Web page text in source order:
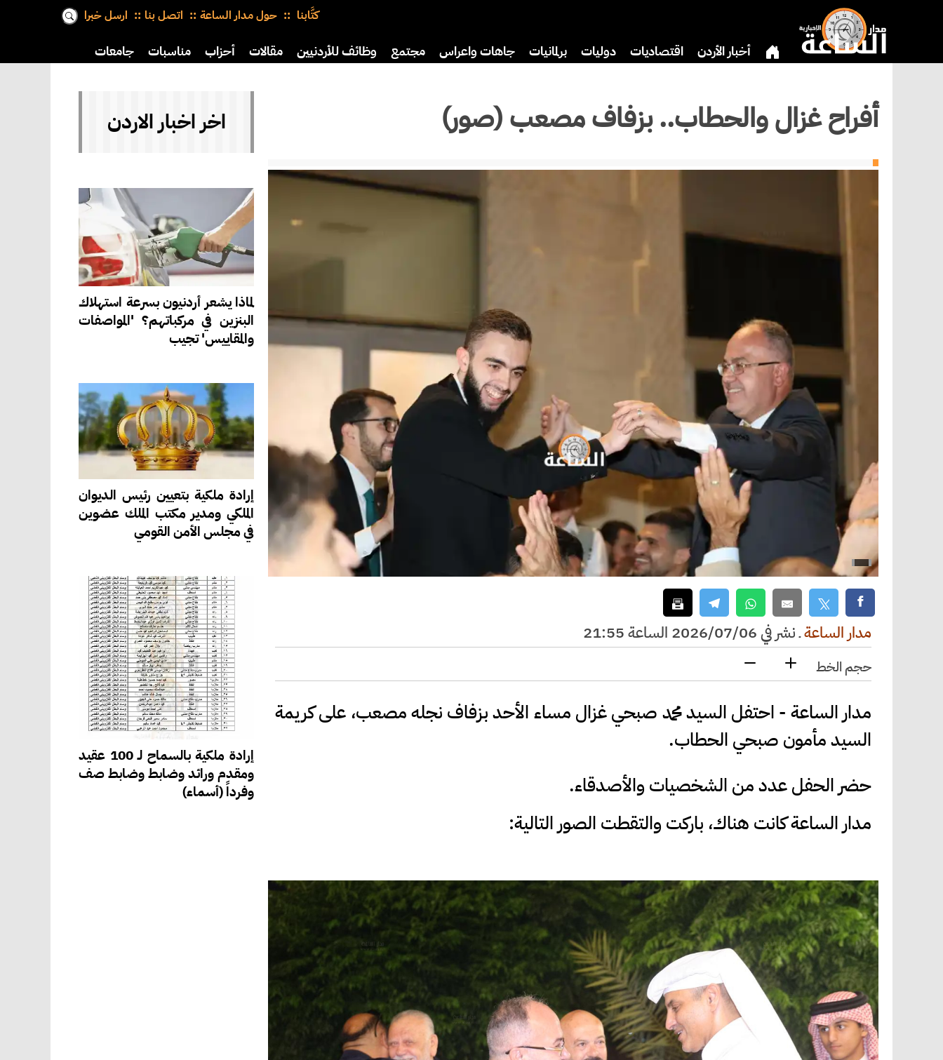
كتَّابنا حول مدار الساعة اتصل بنا ارسل خبرا
أخبار الأردن اقتصاديات دوليات برلمانيات جاهات واعراس مجتمع وظائف للأردنيين مقالات أحزاب مناسبات جامعات
أفراح غزال والحطاب.. بزفاف مصعب (صور)
مدار الساعةـنشر في 2026/07/06 الساعة 21:55
حجم الخط
مدار الساعة - احتفل السيد محمد صبحي غزال مساء الأحد بزفاف نجله مصعب، على كريمة
السيد مأمون صبحي الحطاب.
حضر الحفل عدد من الشخصيات والأصدقاء.
مدار الساعة كانت هناك، باركت والتقطت الصور التالية:
اخر اخبار الاردن
لماذا يشعر أردنيون بسرعة استهلاك
البنزين في مركباتهم؟ 'المواصفات
والمقاييس' تجيب
إرادة ملكية بتعيين رئيس الديوان
الملكي ومدير مكتب الملك عضوين
في مجلس الأمن القومي
إرادة ملكية بالسماح لـ 100 عقيد
ومقدم ورائد وضابط وضابط صف
وفرداً (أسماء)